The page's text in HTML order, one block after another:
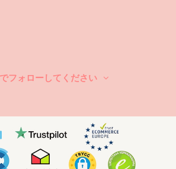
用後は、海水ではなくきれいな水でビキニを
めしますが、水着用の特別な洗剤製品が好ま
ーチから濡れた水着を取り出すのを忘れないで
、まだ濡れている間に軽くたたくようにして下
擦ったりなどして傷を付けないで下さい。染料
す。その場合、地元のドライクリーニング店に
フォローしてください